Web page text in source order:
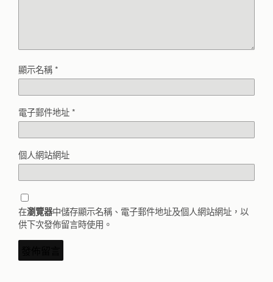
顯示名稱*
電子郵件地址*
個人網站網址
在瀏覽器中儲存顯示名稱、電子郵件地址及個人網站網址，以
供下次發佈留言時使用。